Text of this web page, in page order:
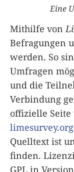
Eine
Mithilfe von
Befragungen
werden. So
Umfragen
und die
Verbindung
offizielle Seite
limesurvey.org
Quelltext ist
finden.
GPL in